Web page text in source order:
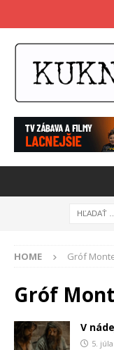
HOME Gróf
Gróf
V
5.